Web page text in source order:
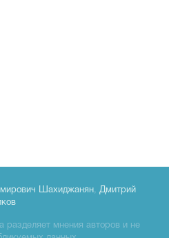
Шахиджанян, Дмитрий
разделяет мнения авторов и не